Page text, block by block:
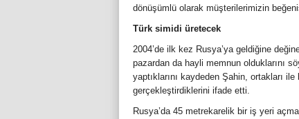
dönüşümlü olarak müşterilerimizin
Türk simidi üretecek
2004’de ilk kez Rusya’ya geldiğine
pazardan da hayli memnun olduklarını
yaptıklarını kaydeden Şahin, ortakları
gerçekleştirdiklerini ifade etti.
Rusya’da 45 metrekarelik bir iş yeri